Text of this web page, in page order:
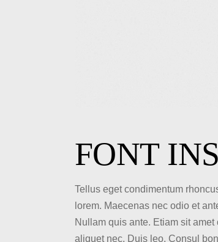
FONT
Tellus eget condimentum
lorem. Maecenas nec odio et
Nullam quis ante. Etiam sit
aliquet nec. Duis leo. Consul